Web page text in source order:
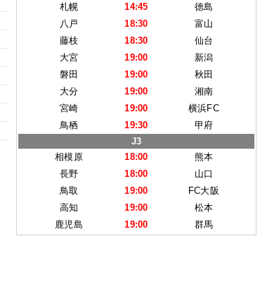
札幌
14:45
徳島
八戸
18:30
富山
藤枝
18:30
仙台
大宮
19:00
新潟
磐田
19:00
秋田
大分
19:00
湘南
宮崎
19:00
横浜FC
鳥栖
19:30
甲府
J3
相模原
18:00
熊本
長野
18:00
山口
鳥取
19:00
FC大阪
高知
19:00
松本
鹿児島
19:00 群馬